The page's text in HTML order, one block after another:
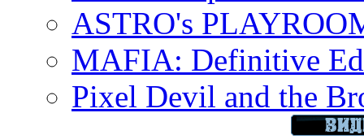
ASTRO's
MAFIA: Definitive
Pixel Devil and the